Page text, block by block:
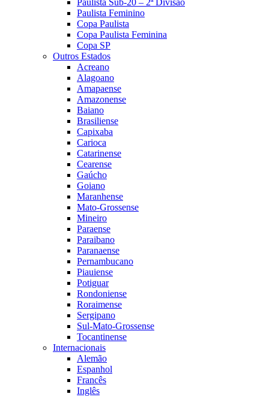
Paulista Feminino
Copa Paulista
Copa Paulista Feminina
Copa SP
Outros Estados
Acreano
Alagoano
Amapaense
Amazonense
Baiano
Brasiliense
Capixaba
Carioca
Catarinense
Cearense
Gaúcho
Goiano
Maranhense
Mato-Grossense
Mineiro
Paraense
Paraibano
Paranaense
Pernambucano
Piauiense
Potiguar
Rondoniense
Roraimense
Sergipano
Sul-Mato-Grossense
Tocantinense
Internacionais
Alemão
Espanhol
Francês
Inglês